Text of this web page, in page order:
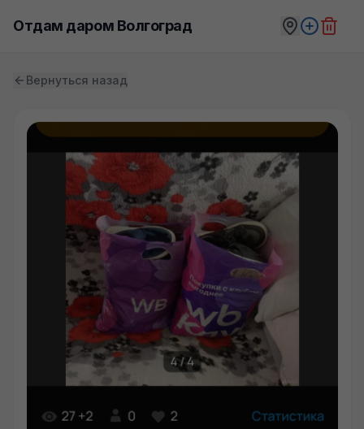
Отдам даром Волгоград
Вернуться назад